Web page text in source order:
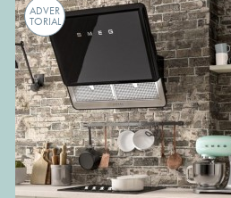
ADVER
TORIAL